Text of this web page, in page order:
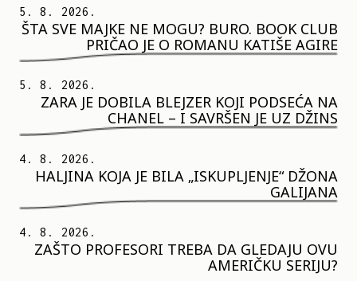
5. 8. 2026.
ŠTA SVE MAJKE NE MOGU? BURO. BOOK CLUB
PRIČAO JE O ROMANU KATIŠE AGIRE
5. 8. 2026.
ZARA JE DOBILA BLEJZER KOJI PODSEĆA NA
CHANEL – I SAVRŠEN JE UZ DŽINS
4. 8. 2026.
HALJINA KOJA JE BILA „ISKUPLJENJE“ DŽONA
GALIJANA
4. 8. 2026.
ZAŠTO PROFESORI TREBA DA GLEDAJU OVU
AMERIČKU SERIJU?